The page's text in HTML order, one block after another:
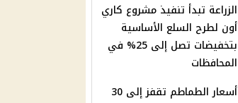
الزراعة تبدأ تنفيذ مشروع كاري
أون لطرح السلع الأساسية
بتخفيضات تصل إلى 25% في
المحافظات
أسعار الطماطم تقفز إلى 30